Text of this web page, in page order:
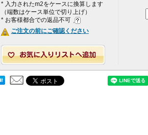
* 入力されたm2をケースに換算します
（端数はケース単位で切り上げ）
* お客様都合での返品不可
ご注文の前にご確認ください